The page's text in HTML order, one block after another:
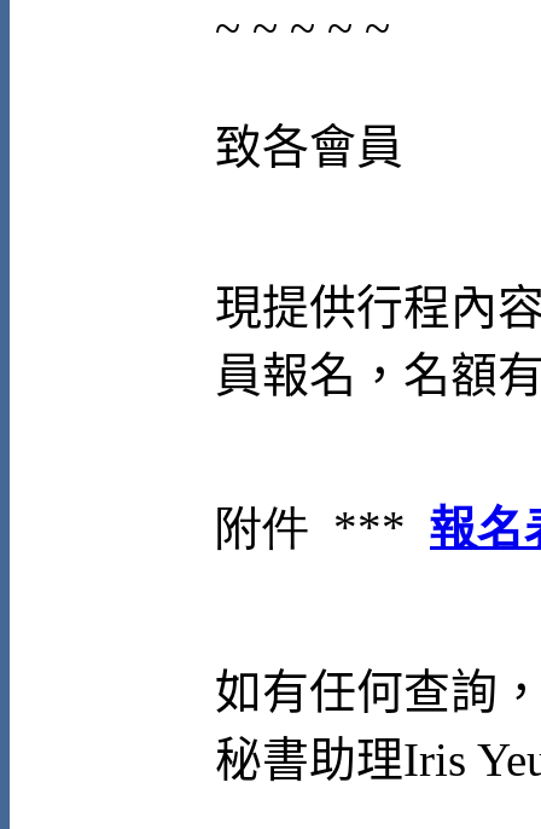
~ ~ ~ ~ ~
致各會員
現提供行程內
員報名，名額
附件 *** 報名
如有任何查詢
秘書助理Iris